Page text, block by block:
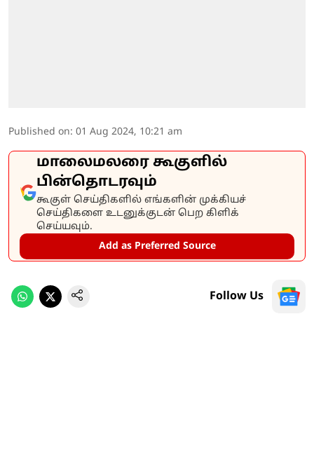
Published on: 01 Aug 2024, 10:21 am
மாலைமலரை கூகுளில்
பின்தொடரவும்
கூகுள் செய்திகளில் எங்களின் முக்கியச்
செய்திகளை உடனுக்குடன் பெற கிளிக்
செய்யவும்.
Add as Preferred Source
Follow Us